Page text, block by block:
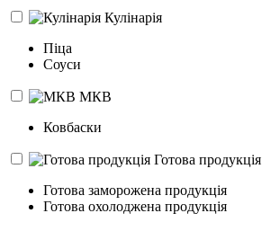
Кулінарія
Піца
Соуси
МКВ
Ковбаски
Готова продукція
Готова заморожена продукція
Готова охолоджена продукція